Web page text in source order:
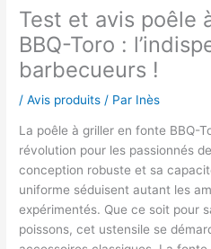
Test et avis poêle
BBQ-Toro :
barbecueurs !
/Avis produits / Par Inès
La poêle à griller en fonte BBQ-
révolution pour les passionnés
conception robuste et sa
uniforme séduisent autant les
expérimentés. Que ce soit pour
poissons, cet ustensile se